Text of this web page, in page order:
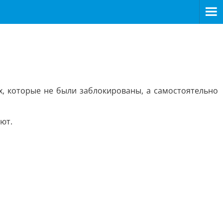
не были заблокированы, а самостоятельно